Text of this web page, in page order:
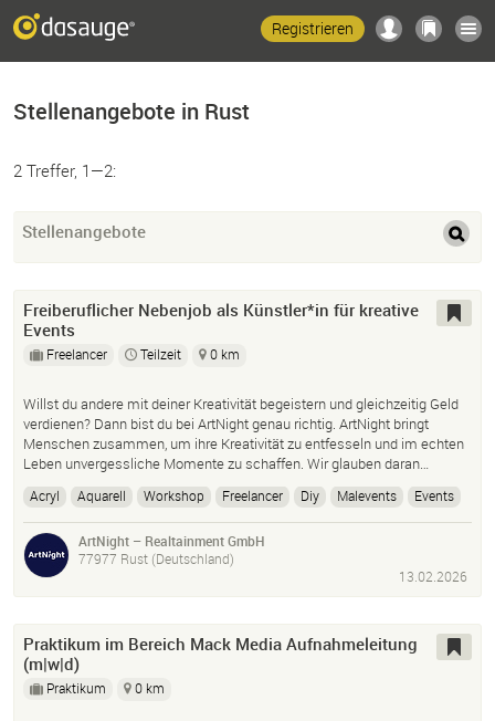
Registrieren
Stellenangebote in Rust
2 Treffer, 1—2:
Stellenangebote
Freiberuflicher Nebenjob als Künstler*in für kreative
Events
Freelancer Teilzeit 0 km
Willst du andere mit deiner Kreativität begeistern und gleichzeitig Geld
verdienen? Dann bist du bei ArtNight genau richtig. ArtNight bringt
Menschen zusammen, um ihre Kreativität zu entfesseln und im echten
Leben unvergessliche Momente zu schaffen. Wir glauben daran…
Acryl Aquarell Workshop Freelancer Diy Malevents
Events
Host
ArtNight – Realtainment GmbH
77977 Rust (Deutschland)
13.02.2026
Praktikum im Bereich Mack Media Aufnahmeleitung
(m|w|d)
Praktikum 0 km